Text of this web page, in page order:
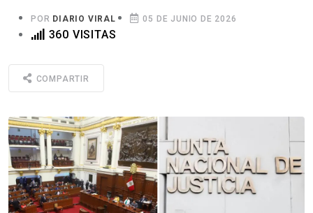
POR DIARIO VIRAL 05 DE JUNIO DE 2026
360 VISITAS
COMPARTIR